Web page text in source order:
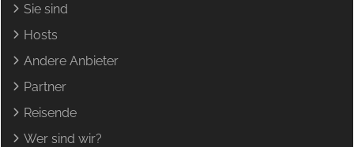
Sie sind
Hosts
Andere Anbieter
Partner
Reisende
Wer sind wir?